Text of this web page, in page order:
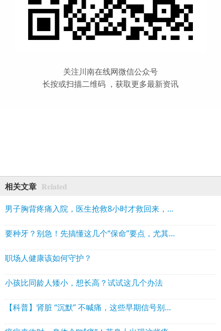
关注川南在线网微信公众号
长按或扫描二维码 ，获取更多最新资讯
相关文章 Related
男子胸背疼痛入院，医生抢救8小时才救回来，这些人一定要当心
要种牙？别急！先搞懂这几个“保命”要点，尤其老年人
职场人健康该如何守护？
小孩比同龄人矮小，想长高？试试这几个办法
【科普】肾脏 “沉默” 不喊痛，这些早期信号别忽视